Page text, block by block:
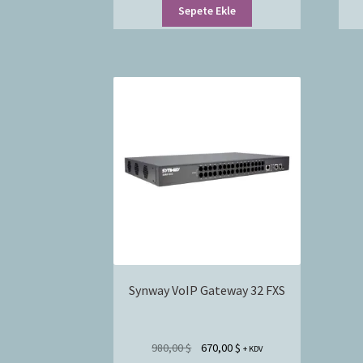
Sepete Ekle
Synway VoIP Gateway 32 FXS
980,00$ 670,00$ + KDV